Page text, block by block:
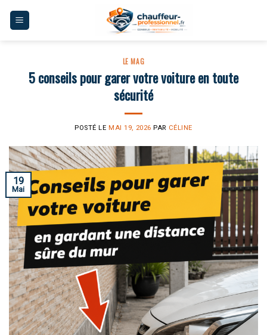
LE MAG
5 conseils pour garer votre voiture en toute
sécurité
POSTÉ LE MAI 19, 2026 PAR CÉLINE
19
Mai